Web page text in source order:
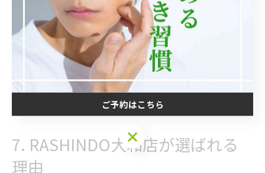
も
仕上がる
脱毛サロンの施術は、長持ちするうえに肌へのダメージ
が圧倒的に少ないのが魅力です。
7. RASHINDO大和店が選ばれる
理由
ご予約はこちら
ご予約はこちら